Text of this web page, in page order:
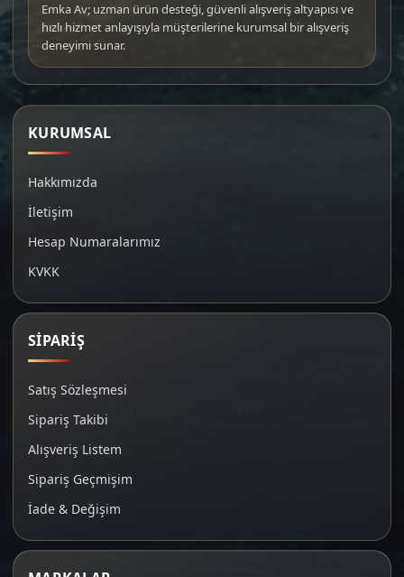
Emka Av; uzman ürün desteği, güvenli alışveriş altyapısı ve
hızlı hizmet anlayışıyla müşterilerine kurumsal bir alışveriş
deneyimi sunar.
KURUMSAL
Hakkımızda
İletişim
Hesap Numaralarımız
KVKK
SİPARİŞ
Satış Sözleşmesi
Sipariş Takibi
Alışveriş Listem
Sipariş Geçmişim
İade & Değişim